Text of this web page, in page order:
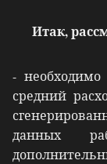
Итак,
- необходимо
средний
данных